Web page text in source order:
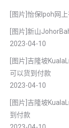
[图片]怡保lpoh网
[图片]新山
2023-04-10
[图片]吉隆坡
可以货到付款
2023-04-10
[图片]吉隆坡
到付款